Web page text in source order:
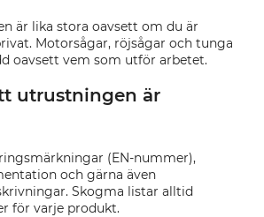
är lika stora oavsett om du är
Motorsågar, röjsågar och tunga
oavsett vem som utför arbetet.
utrustningen är
(EN-nummer),
och gärna även
Skogma listar alltid
för varje produkt.